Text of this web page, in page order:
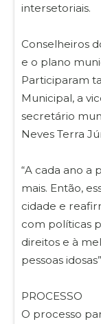
intersetoriais.
Conselheiros
e o plano
Participaram
Municipal, a
secretário
Neves Terra
“A cada ano a
mais. Então,
cidade e
com políticas
direitos e à
pessoas
PROCESSO
O processo